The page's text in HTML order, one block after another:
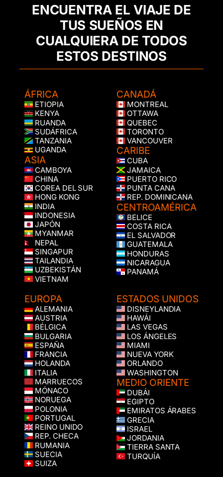
ENCUENTRA EL VIAJE DE
TUS SUEÑOS EN
CUALQUIERA DE TODOS
ESTOS DESTINOS
ÁFRICA
ETIOPIA
KENYA
RUANDA
SUDÁFRICA
TANZANIA
UGANDA
ASIA
CAMBOYA
CHINA
COREA DEL SUR
HONG KONG
INDIA
INDONESIA
JAPÓN
MYANMAR
NEPAL
SINGAPUR
TAILANDIA
UZBEKISTÁN
VIETNAM
CANADÁ
MONTREAL
OTTAWA
QUEBEC
TORONTO
VANCOUVER
CARIBE
CUBA
JAMAICA
PUERTO RICO
PUNTA CANA
REP. DOMINICANA
CENTROAMÉRICA
BELICE
COSTA RICA
EL SALVADOR
GUATEMALA
HONDURAS
NICARAGUA
PANAMÁ
EUROPA
ALEMANIA
AUSTRIA
BÉLGICA
BULGARIA
ESPAÑA
FRANCIA
HOLANDA
ITALIA
MARRUECOS
MÓNACO
NORUEGA
POLONIA
PORTUGAL
REINO UNIDO
REP. CHECA
RUMANIA
SUECIA
SUIZA
ESTADOS UNIDOS
DISNEYLANDIA
HAWÁI
LAS VEGAS
LOS ÁNGELES
MIAMI
NUEVA YORK
ORLANDO
WASHINGTON
MEDIO ORIENTE
DUBÁI
EGIPTO
EMIRATOS ÁRABES
GRECIA
ISRAEL
JORDANIA
TIERRA SANTA
TURQUÍA